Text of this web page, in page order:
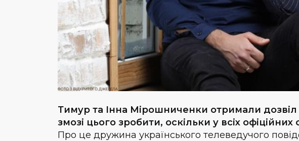
Тимур та Інна Мірошниченки отримали
змозі цього зробити, оскільки у всіх
Про це дружина українського телеведучого